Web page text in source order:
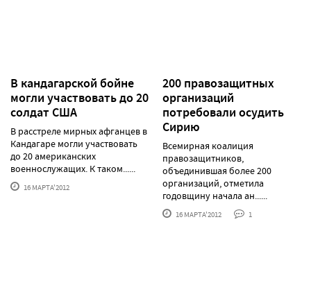
В кандагарской бойне
могли участвовать до 20
солдат США
В расстреле мирных афганцев в
Кандагаре могли участвовать
до 20 американских
военнослужащих. К таком......
16 МАРТА'2012
200 правозащитных
организаций
потребовали осудить
Сирию
Всемирная коалиция
правозащитников,
объединившая более 200
организаций, отметила
годовщину начала ан......
16 МАРТА'2012 1